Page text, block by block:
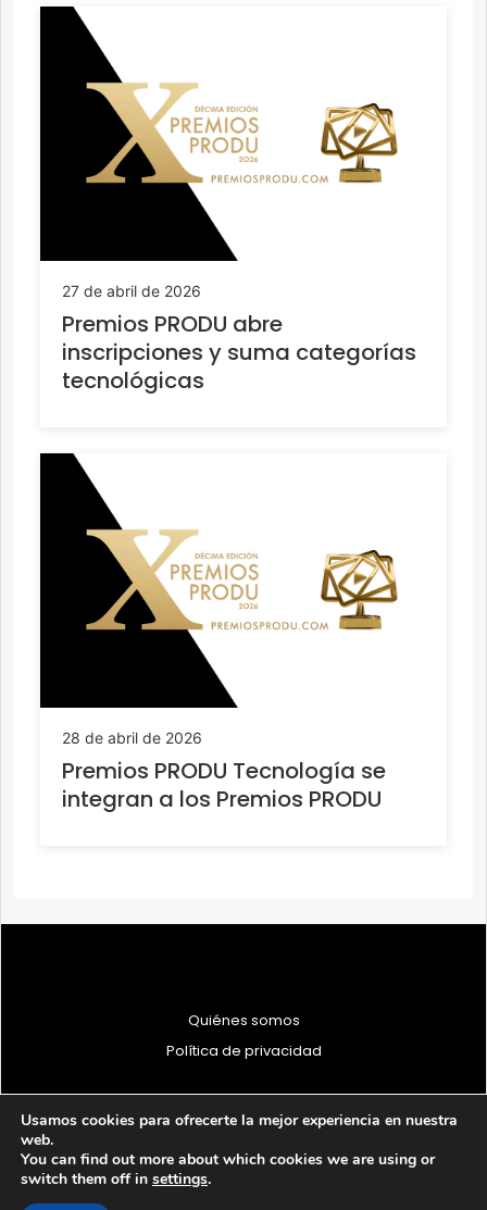
27 de abril de 2026
Premios PRODU abre
inscripciones y suma categorías
tecnológicas
28 de abril de 2026
Premios PRODU Tecnología se
integran a los Premios PRODU
Quiénes somos
Política de privacidad
© 1997 - 2026 PRODU - Todos los derechos reservados
Usamos cookies para ofrecerte la mejor experiencia en nuestra
web.
You can find out more about which cookies we are using or
switch them off in settings.